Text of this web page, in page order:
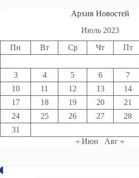
Архив Новостей
Июль 2023
Пн Вт Ср Чт Пт
3
4 5 6 7
10
11 12 13 14
17
18 19 20 21
24
25 26 27 28
31
« Июн
Авг »